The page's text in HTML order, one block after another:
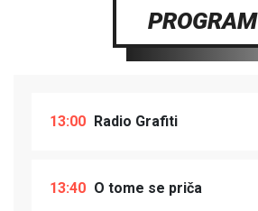
PROGRAM
13:00 Radio Grafiti
13:40 O tome se priča